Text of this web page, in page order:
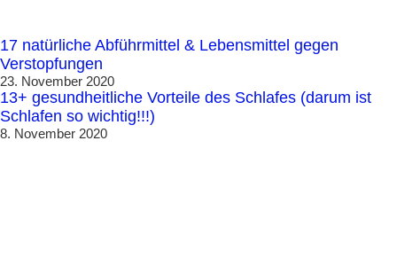
17 natürliche Abführmittel & Lebensmittel gegen
Verstopfungen
23. November 2020
13+ gesundheitliche Vorteile des Schlafes (darum ist
Schlafen so wichtig!!!)
8. November 2020